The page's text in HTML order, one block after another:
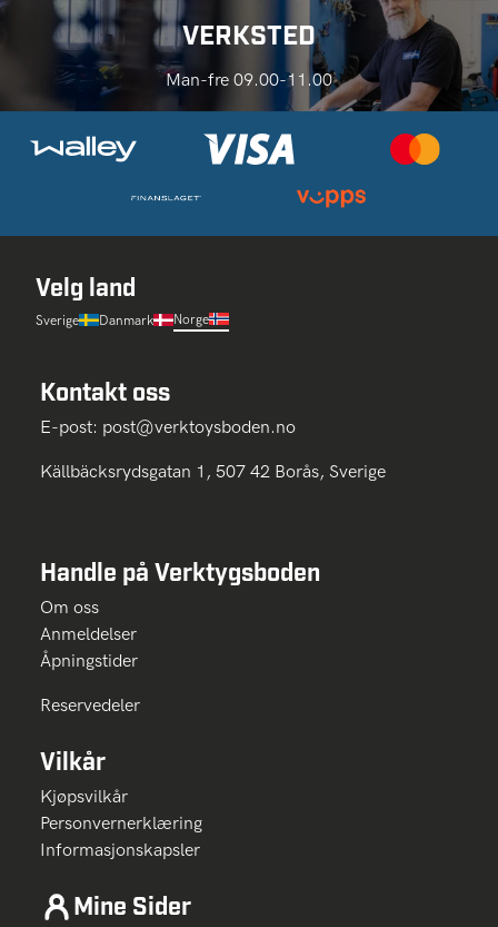
VERKSTED
Man-fre 09.00-11.00
Velg land
Sverige Danmark Norge
Kontakt oss
E-post: post@verktoysboden.no
Källbäcksrydsgatan 1, 507 42 Borås, Sverige
Handle på Verktygsboden
Om oss
Anmeldelser
Åpningstider
Reservedeler
Vilkår
Kjøpsvilkår
Personvernerklæring
Informasjonskapsler
Mine Sider